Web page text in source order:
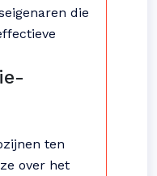
die
ten
over het